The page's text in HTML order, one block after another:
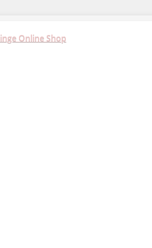
Online Shop